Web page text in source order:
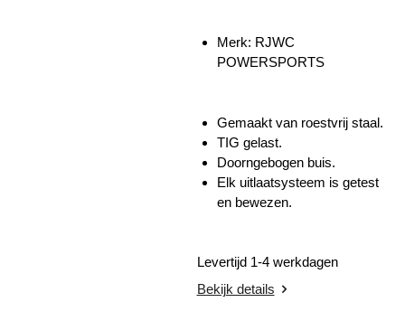
Merk: RJWC
POWERSPORTS
Gemaakt van roestvrij staal.
TIG gelast.
Doorngebogen buis.
Elk uitlaatsysteem is getest
en bewezen.
Levertijd 1-4 werkdagen
Bekijk details